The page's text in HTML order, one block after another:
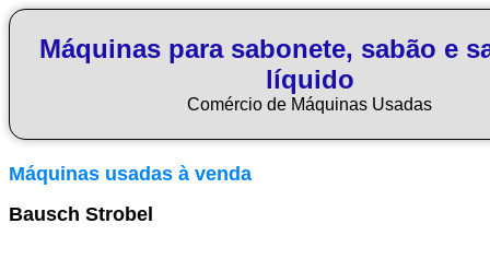
Máquinas para sabonete, sabão e
líquido
Comércio de Máquinas Usadas
Máquinas usadas à venda
Bausch Strobel